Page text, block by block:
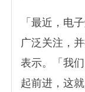
「最近，电
广泛关注，
表示。「我
起前进，这